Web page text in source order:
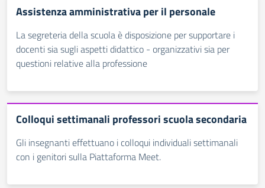
Assistenza amministrativa per il personale
La segreteria della scuola è disposizione per supportare i
docenti sia sugli aspetti didattico - organizzativi sia per
questioni relative alla professione
Colloqui settimanali professori scuola secondaria
Gli insegnanti effettuano i colloqui individuali settimanali
con i genitori sulla Piattaforma Meet.